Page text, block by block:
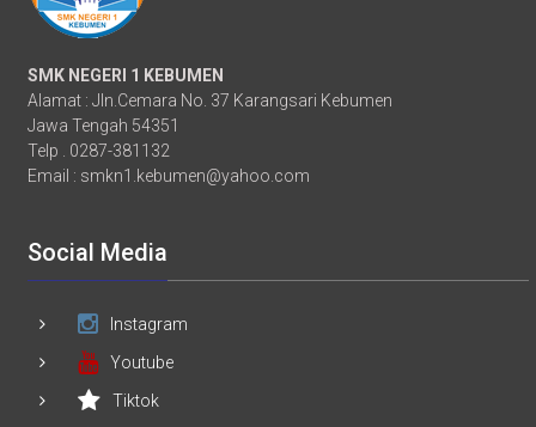
SMK NEGERI 1 KEBUMEN
Alamat : Jln.Cemara No. 37 Karangsari Kebumen
Jawa Tengah 54351
Telp . 0287-381132
Email : smkn1.kebumen@yahoo.com
Social Media
Instagram
Youtube
Tiktok